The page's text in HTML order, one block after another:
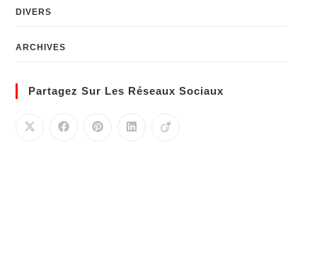
DIVERS
ARCHIVES
Partagez Sur Les Réseaux Sociaux